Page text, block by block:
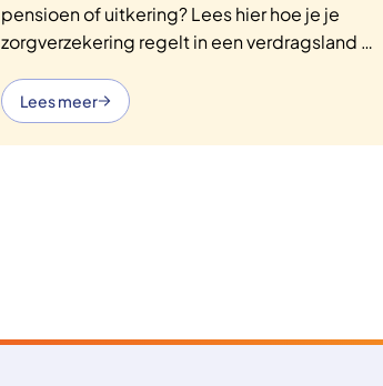
pensioen of uitkering? Lees hier hoe je je
zorgverzekering regelt in een verdragsland of
handige links!
Lees meer